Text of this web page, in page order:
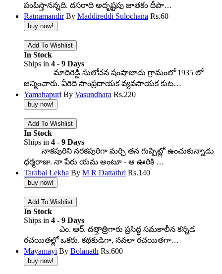
పంపిస్తానన్నది. దసరాది అదృష్టపు జాతకం దీపా…
Ratnamandir By Maddireddi Sulochana Rs.60
In Stock
Ships in 4 - 9 Days
మాదిరెడ్డి సులోచన షంషాబాదు గ్రామంలో 1935 లో
జన్మించారు. వీరిది సాంప్రదాయక వ్యవసాయక కుట…
Yamahapuri By Vasundhara Rs.220
In Stock
Ships in 4 - 9 Days
నాకపురిని నరకపురిగా మర్చి తన గుప్పిట్లో ఉంచుకున్నాడు
ధర్మరాజు. నా పేరు యమ అంటూ - ఆ ఊరికి …
Tarabai Lekha By M R Dattathri Rs.140
In Stock
Ships in 4 - 9 Days
ఎం. ఆర్. దత్తాత్రిగారు ప్రసిద్ధ సమకాలీన కన్నడ
రచయితల్లో ఒకరు. కథకుడిగా, నవలా రచయితగా…
Mayamayi By Bolanath Rs.600